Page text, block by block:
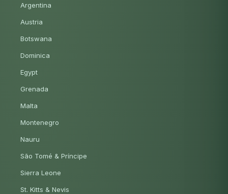
Argentina
Austria
Botswana
Dominica
Egypt
Grenada
Malta
Montenegro
Nauru
São Tomé & Príncipe
Sierra Leone
St. Kitts & Nevis